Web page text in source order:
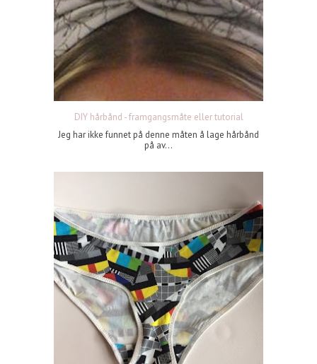
DIY hårbånd - framgangsmåte eller tutorial
Jeg har ikke funnet på denne måten å lage hårbånd
på av...